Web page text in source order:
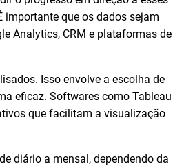
importante que os dados sejam
Analytics, CRM e plataformas de
Isso envolve a escolha de
eficaz. Softwares como Tableau
que facilitam a visualização
diário a mensal, dependendo da